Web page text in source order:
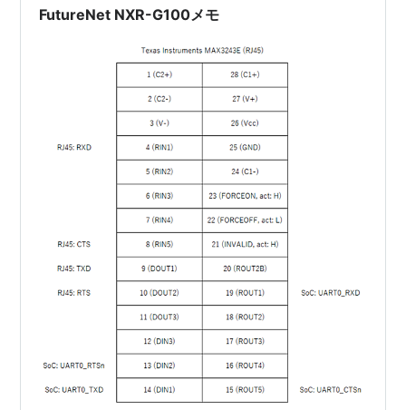
と…
FutureNet NXR-G100メモ